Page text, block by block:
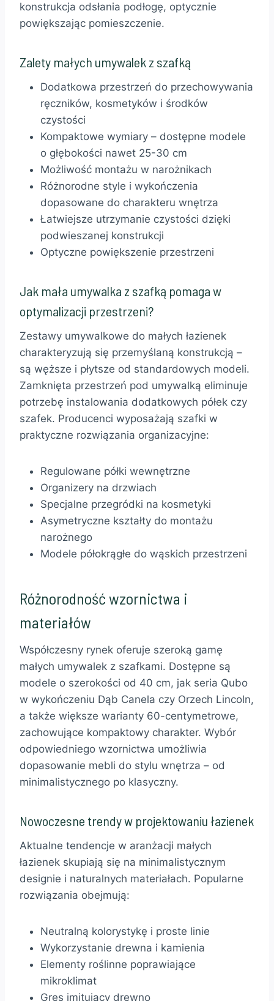
konstrukcja odsłania podłogę, optycznie
powiększając pomieszczenie.
Zalety małych umywalek z szafką
Dodatkowa przestrzeń do przechowywania
ręczników, kosmetyków i środków
czystości
Kompaktowe wymiary – dostępne modele
o głębokości nawet 25-30 cm
Możliwość montażu w narożnikach
Różnorodne style i wykończenia
dopasowane do charakteru wnętrza
Łatwiejsze utrzymanie czystości dzięki
podwieszanej konstrukcji
Optyczne powiększenie przestrzeni
Jak mała umywalka z szafką pomaga w
optymalizacji przestrzeni?
Zestawy umywalkowe do małych łazienek
charakteryzują się przemyślaną konstrukcją –
są węższe i płytsze od standardowych modeli.
Zamknięta przestrzeń pod umywalką eliminuje
potrzebę instalowania dodatkowych półek czy
szafek. Producenci wyposażają szafki w
praktyczne rozwiązania organizacyjne:
Regulowane półki wewnętrzne
Organizery na drzwiach
Specjalne przegródki na kosmetyki
Asymetryczne kształty do montażu
narożnego
Modele półokrągłe do wąskich przestrzeni
Różnorodność wzornictwa i
materiałów
Współczesny rynek oferuje szeroką gamę
małych umywalek z szafkami. Dostępne są
modele o szerokości od 40 cm, jak seria Qubo
w wykończeniu Dąb Canela czy Orzech Lincoln,
a także większe warianty 60-centymetrowe,
zachowujące kompaktowy charakter. Wybór
odpowiedniego wzornictwa umożliwia
dopasowanie mebli do stylu wnętrza – od
minimalistycznego po klasyczny.
Nowoczesne trendy w projektowaniu łazienek
Aktualne tendencje w aranżacji małych
łazienek skupiają się na minimalistycznym
designie i naturalnych materiałach. Popularne
rozwiązania obejmują:
Neutralną kolorystykę i proste linie
Wykorzystanie drewna i kamienia
Elementy roślinne poprawiające
mikroklimat
Gres imitujący drewno